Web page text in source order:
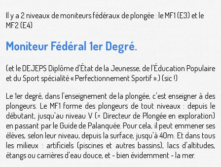
Il y a 2 niveaux de moniteurs fédéraux de plongée : le MF1 (E3) et le
MF2 (E4)
Moniteur Fédéral 1er Degré.
(et le DEJEPS Diplôme d'État de la Jeunesse, de l'Éducation Populaire
et du Sport spécialité « Perfectionnement Sportif ».) (sic !)
Le 1er degré, dans l'enseignement de la plongée, c'est enseigner à des
plongeurs. Le MF1 forme des plongeurs de tout niveaux : depuis le
débutant, jusqu'au niveau V (= Directeur de Plongée en exploration)
en passant par le Guide de Palanquée. Pour cela, il peut emmener ses
élèves, selon leur niveau, depuis la surface, jusqu'à 40m. Et dans tous
les milieux : artificiels (piscines et autres bassins), lacs d'altitudes,
étangs ou carrières d'eau douce, et - bien évidemment - la mer.